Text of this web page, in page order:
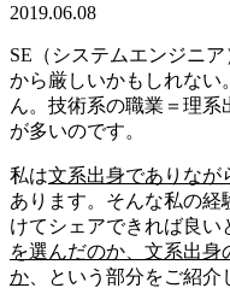
2019.06.08
SE（システムエンジニ
から厳しいかもしれない
ん。技術系の職業＝理系
が多いのです。
私は文系出身でありなが
あります。そんな私の経
けてシェアできれば良い
を選んだのか、文系出身
か 、という部分をご紹